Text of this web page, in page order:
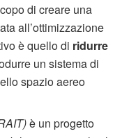
di creare una
all’ottimizzazione
è quello di ridurre
un sistema di
spazio aereo
è un progetto